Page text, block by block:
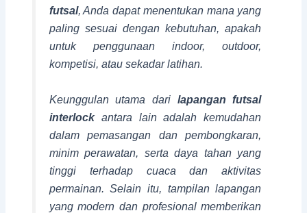
futsal, Anda dapat menentukan mana yang
paling sesuai dengan kebutuhan, apakah
untuk penggunaan indoor, outdoor,
kompetisi, atau sekadar latihan.
Keunggulan utama dari lapangan futsal
interlockantara lain adalah kemudahan
dalam pemasangan dan pembongkaran,
minim perawatan, serta daya tahan yang
tinggi terhadap cuaca dan aktivitas
permainan. Selain itu, tampilan lapangan
yang modern dan profesional memberikan